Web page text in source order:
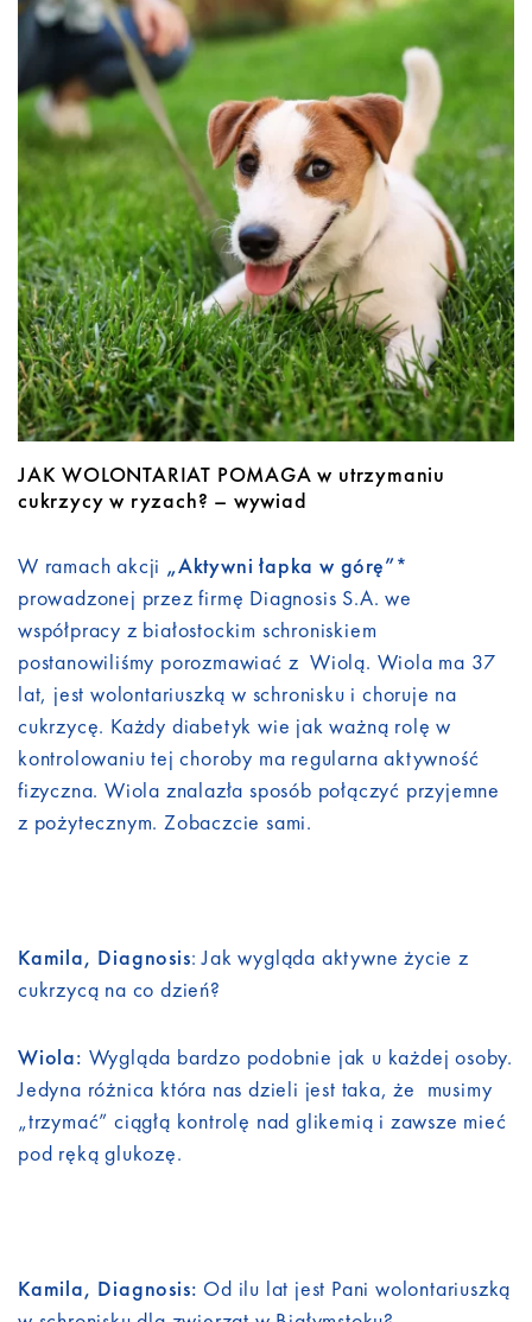
JAK WOLONTARIAT POMAGA w utrzymaniu
cukrzycy w ryzach? – wywiad
W ramach akcji „Aktywni łapka w górę”*
prowadzonej przez firmę Diagnosis S.A. we
współpracy z białostockim schroniskiem
postanowiliśmy porozmawiać z Wiolą. Wiola ma 37
lat, jest wolontariuszką w schronisku i choruje na
cukrzycę. Każdy diabetyk wie jak ważną rolę w
kontrolowaniu tej choroby ma regularna aktywność
fizyczna. Wiola znalazła sposób połączyć przyjemne
z pożytecznym. Zobaczcie sami.
Kamila, Diagnosis: Jak wygląda aktywne życie z
cukrzycą na co dzień?
Wiola: Wygląda bardzo podobnie jak u każdej osoby.
Jedyna różnica która nas dzieli jest taka, że musimy
„trzymać” ciągłą kontrolę nad glikemią i zawsze mieć
pod ręką glukozę.
Kamila, Diagnosis: Od ilu lat jest Pani wolontariuszką